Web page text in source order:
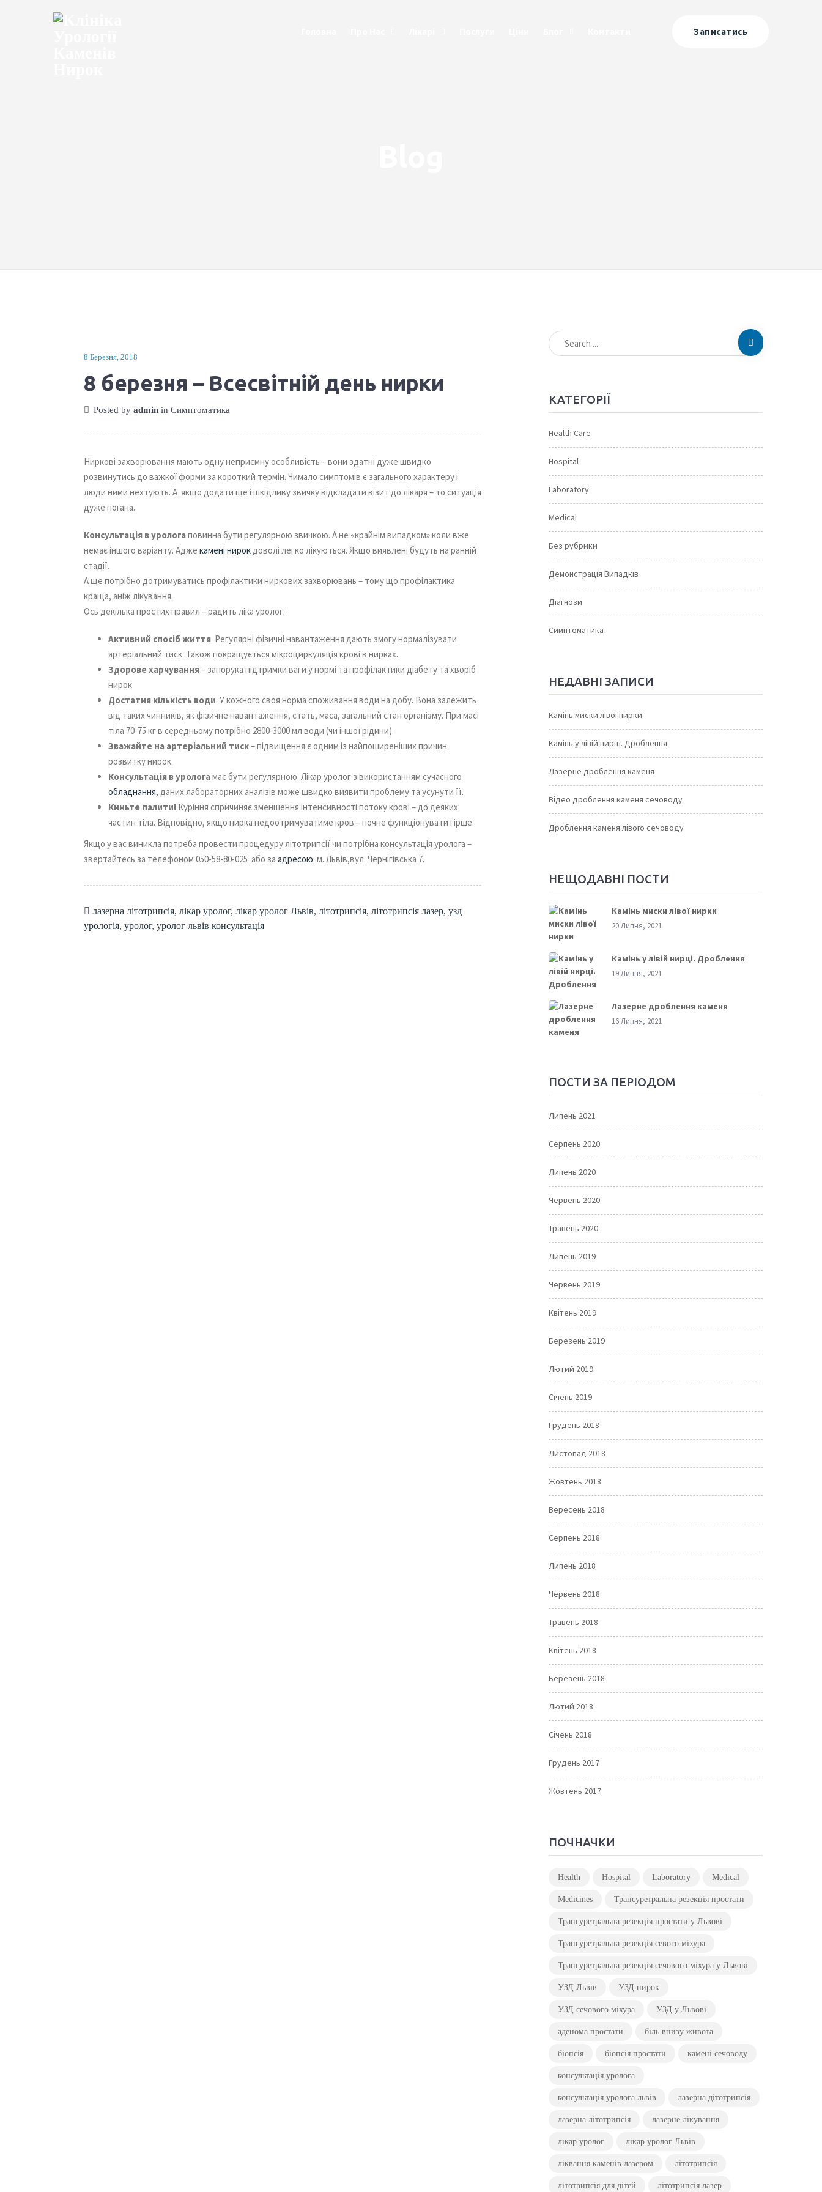
Записатись
8 Березня, 2018
8 березня – Всесвітній день нирки
Posted by admin in Симптоматика
Ниркові захворювання мають одну неприємну особливість – вони здатні дуже швидко
розвинутись до важкої форми за короткий термін. Чимало симптомів є загального характеру і
люди ними нехтують. А якщо додати ще і шкідливу звичку відкладати візит до лікаря – то ситуація
дуже погана.
Консультація в урологаповинна бути регулярною звичкою. А не «крайнім випадком» коли вже
немає іншого варіанту. Адже камені нирокдоволі легко лікуються. Якщо виявлені будуть на ранній
стадії.
А ще потрібно дотримуватись профілактики ниркових захворювань – тому що профілактика
краща, аніж лікування.
Ось декілька простих правил – радить ліка уролог:
Активний спосіб життя. Регулярні фізичні навантаження дають змогу нормалізувати
артеріальний тиск. Також покращується мікроциркуляція крові в нирках.
Здорове харчування– запорука підтримки ваги у нормі та профілактики діабету та хворіб
нирок
Достатня кількість води. У кожного своя норма споживання води на добу. Вона залежить
від таких чинників, як фізичне навантаження, стать, маса, загальний стан організму. При масі
тіла 70-75 кг в середньому потрібно 2800-3000 мл води (чи іншої рідини).
Зважайте на артеріальний тиск– підвищення є одним із найпоширеніших причин
розвитку нирок.
Консультація в урологамає бути регулярною. Лікар уролог з використанням сучасного
обладнання, даних лабораторних аналізів може швидко виявити проблему та усунути її.
Киньте палити! Куріння спричиняє зменшення інтенсивності потоку крові – до деяких
частин тіла. Відповідно, якщо нирка недоотримуватиме кров – почне функціонувати гірше.
Якщо у вас виникла потреба провести процедуру літотрипсії чи потрібна консультація уролога –
звертайтесь за телефоном 050-58-80-025 або за адресою: м. Львів,вул. Чернігівська 7.
лазерна літотрипсія, лікар уролог, лікар уролог Львів, літотрипсія, літотрипсія лазер, узд
урологія, уролог, уролог львів консультація
КАТЕГОРІЇ
Health Care
Hospital
Laboratory
Medical
Без рубрики
Демонстрація Випадків
Діагнози
Симптоматика
НЕДАВНІ ЗАПИСИ
Камінь миски лівої нирки
Камінь у лівій нирці. Дроблення
Лазерне дроблення каменя
Відео дроблення каменя сечоводу
Дроблення каменя лівого сечоводу
НЕЩОДАВНІ ПОСТИ
Камінь миски лівої нирки
20 Липня, 2021
Камінь у лівій нирці. Дроблення
19 Липня, 2021
Лазерне дроблення каменя
16 Липня, 2021
ПОСТИ ЗА ПЕРІОДОМ
Липень 2021
Серпень 2020
Липень 2020
Червень 2020
Травень 2020
Липень 2019
Червень 2019
Квітень 2019
Березень 2019
Лютий 2019
Січень 2019
Грудень 2018
Листопад 2018
Жовтень 2018
Вересень 2018
Серпень 2018
Липень 2018
Червень 2018
Травень 2018
Квітень 2018
Березень 2018
Лютий 2018
Січень 2018
Грудень 2017
Жовтень 2017
ПОЧНАЧКИ
Health Hospital Laboratory Medical
Medicines Трансуретральна резекція простати
Трансуретральна резекція простати у Львові
Трансуретральна резекція севого міхура
Трансуретральна резекція сечового міхура у Львові
УЗД Львів УЗД нирок
УЗД сечового міхура УЗД у Львові
аденома простати біль внизу живота
біопсія біопсія простати камені сечоводу
консультація уролога
консультація уролога львів лазерна дітотрипсія
лазерна літотрипсія лазерне лікування
лікар уролог лікар уролог Львів
ліквання каменів лазером літотрипсія
літотрипсія для дітей літотрипсія лазер